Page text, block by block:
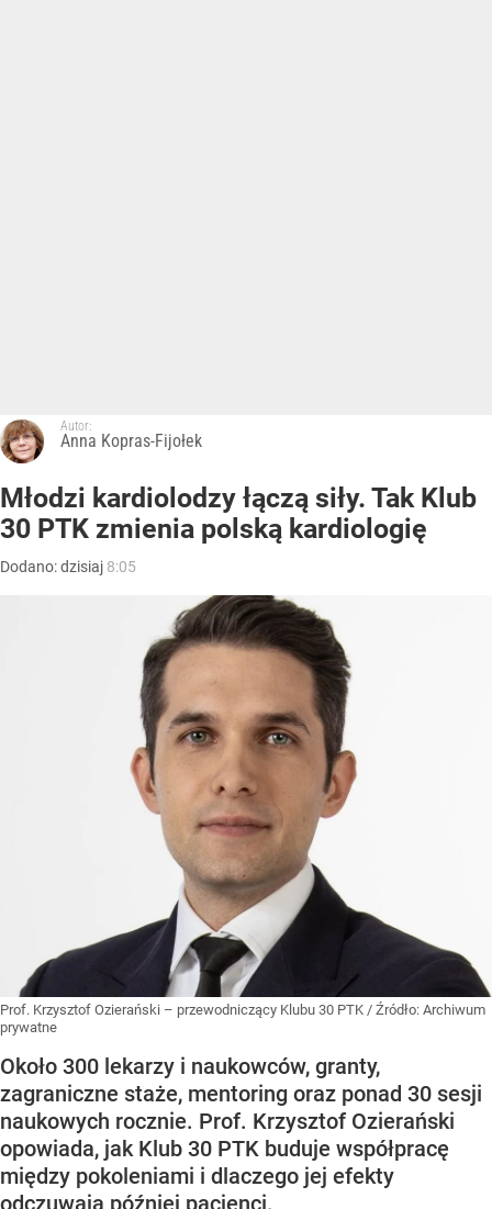
Autor:
Anna Kopras-Fijołek
Młodzi kardiolodzy łączą siły. Tak Klub
30 PTK zmienia polską kardiologię
Dodano:dzisiaj 8:05
Prof. Krzysztof Ozierański – przewodniczący Klubu 30 PTK / Źródło: Archiwum
prywatne
Około 300 lekarzy i naukowców, granty,
zagraniczne staże, mentoring oraz ponad 30 sesji
naukowych rocznie. Prof. Krzysztof Ozierański
opowiada, jak Klub 30 PTK buduje współpracę
między pokoleniami i dlaczego jej efekty
odczuwają później pacjenci.